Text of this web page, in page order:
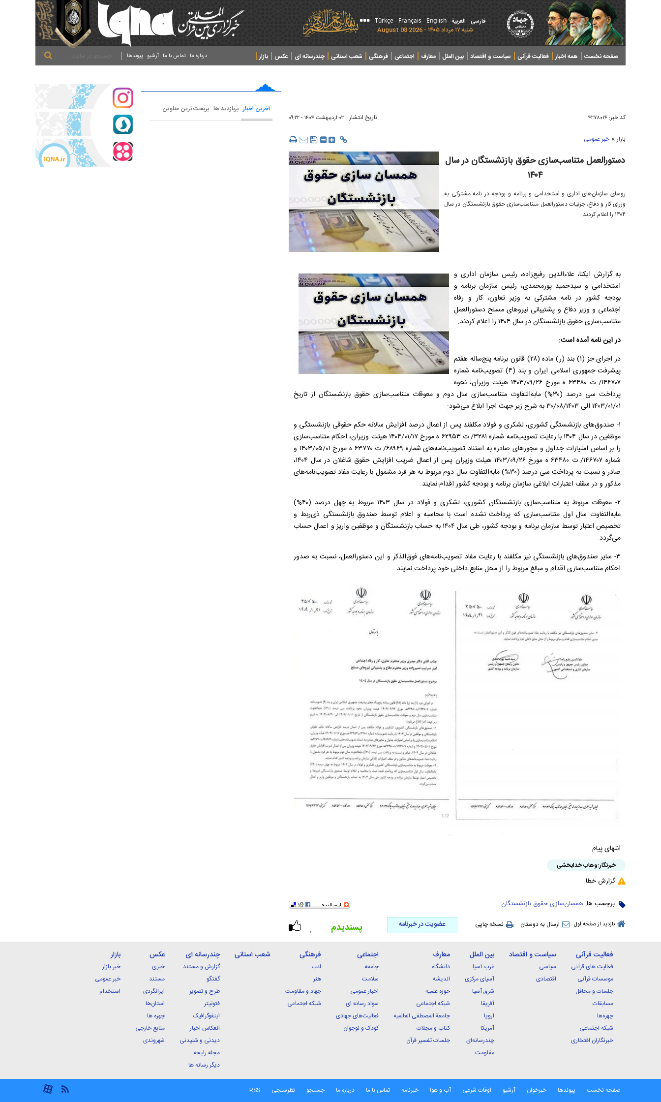
فارسی العربیة English
Français
Türkçe
شنبه ۱۷ مرداد ۱۴۰۵ - 2026 August 08
صفحه نخست همه اخبار فعالیت قرآنی سیاست و اقتصاد بین الملل معارف اجتماعی فرهنگی شعب استانی چندرسانه ای عکس
بازار
پیوندها آرشیو تماس با ما درباره ما
کد خبر: ۴۲۷۸۰۱۴ تاریخ انتشار : ۰۳ ارديبهشت ۱۴۰۴ - ۰۹:۲۲
بازار» خبر عمومی
دستورالعمل متناسب‌سازی حقوق بازنشستگان در سال
۱۴۰۴
روسای سازمان‌های اداری و استخدامی و برنامه و بودجه در نامه مشترکی به
وزرای کار و دفاع، جزئیات دستورالعمل متناسب‌سازی حقوق بازنشستگان در سال
۱۴۰۴ را اعلام کردند.
به گزارش ایکنا، علاءالدین رفیع‌زاده، رئیس سازمان اداری و
استخدامی و سیدحمید پورمحمدی، رئیس سازمان برنامه و
بودجه کشور در نامه مشترکی به وزیر تعاون، کار و رفاه
اجتماعی و وزیر دفاع و پشتیبانی نیرو‌های مسلح دستورالعمل
متناسب‌سازی حقوق بازنشستگان در سال ۱۴۰۴ را اعلام کردند.
در این نامه آمده است:
در اجرای جز (۱) بند (ر) ماده (۲۸) قانون برنامه پنج‌ساله هفتم
پیشرفت جمهوری اسلامی ایران و بند (۴) تصویب‌نامه شماره
۱۴۶۷۰۷/ ت ۶۳۴۸۰ ه مورخ ۲۶/‏۰۹/‏۱۴۰۳‬ هیئت وزیران، نحوه
پرداخت سی درصد (۳۰%) مابه‌التفاوت متناسب‌سازی سال دوم و معوقات متناسب‌سازی حقوق بازنشستگان از تاریخ
۰۱/‏۰۱/‏۱۴۰۳‬ الی ۳۰/۰۸/۱۴۰۳ به شرح زیر جهت اجرا ابلاغ می‌شود:
۱- صندوق‌های بازنشستگی کشوری، لشکری و فولاد مکلفند پس از اعمال درصد افزایش سالانه حکم حقوقی بازنشستگی و
موظفین در سال ۱۴۰۴ با رعایت تصویب‌نامه شماره ۳۲۸۱/ ت ۶۲۹۵۳ ه مورخ ۱۷/‏۰۱/‏۱۴۰۴‬ هیئت وزیران، احکام متناسب‌سازی
را بر اساس امتیازات جداول و مجوز‌های صادره به استناد تصویب‌نامه‌های شماره ۶۸۹۶۹/ ت ۶۳۷۷۰ ه مورخ ۰۱/‏۰۵/‏۱۴۰۳‬ و
شماره ۱۴۶۷۰۷/ ت ۶۳۴۸۰ ه مورخ ۲۶/‏۰۹/‏۱۴۰۳‬ هیئت وزیران پس از اعمال ضریب افزایش حقوق شاغلان در سال ۱۴۰۴،
صادر و نسبت به پرداخت سی درصد (۳۰%) مابه‌التفاوت سال دوم مربوط به هر فرد مشمول با رعایت مفاد تصویب‌نامه‌های
مذکور و در سقف اعتبارات ابلاغی سازمان برنامه و بودجه کشور اقدام نمایند.
۲- معوقات مربوط به متناسب‌سازی بازنشستگان کشوری، لشکری و فولاد در سال ۱۴۰۳ مربوط به چهل درصد (۴۰%)
مابه‌التفاوت سال اول متناسب‌سازی که پرداخت نشده است با محاسبه و اعلام توسط صندوق بازنشستگی ذی‌ربط و
تخصیص اعتبار توسط سازمان برنامه و بودجه کشور، طی سال ۱۴۰۴ به حساب بازنشستگان و موظفین واریز و اعمال حساب
می‌گردد.
۳- سایر صندوق‌های بازنشستگی نیز مکلفند با رعایت مفاد تصویب‌نامه‌های فوق‌الذکر و این دستورالعمل، نسبت به صدور
احکام متناسب‌سازی اقدام و مبالغ مربوط را از محل منابع داخلی خود پرداخت نمایند
انتهای پیام
خبرنگار:وهاب خدابخشی
گزارش خطا
برچسب ها: همسان‌سازی حقوق بازنشستگان
بازدید از صفحه اول ارسال به دوستان نسخه چاپی عضویت در خبرنامه
۰ پسندیدم
آخرین اخبار پربازدید ها پربحث ترین عناوین
فعالیت قرآنی
فعالیت های قرآنی
موسسات قرآنی
جلسات و محافل
مسابقات
چهره‌ها
شبکه اجتماعی
خبرنگاران افتخاری
سیاست و اقتصاد
سیاسی
اقتصادی
بین الملل
غرب آسیا
آسیای مرکزی
شرق آسیا
آفریقا
اروپا
آمریکا
چندرسانه‌ای
مقاومت
معارف
دانشگاه
اندیشه
حوزه علمیه
شبکه اجتماعی
جامعة المصطفی العالمیه
کتاب و مجلات
جلسات تفسیر قرآن
اجتماعی
جامعه
سلامت
اخبار عمومی
سواد رسانه ای
فعالیت‌های جهادی
کودک و نوجوان
فرهنگی
ادب
هنر
جهاد و مقاومت
شبکه اجتماعی
شعب استانی چندرسانه ای
گزارش و مستند
گفتگو
طرح و تصویر
فتوتیتر
اینفوگرافیک
انعکاس اخبار
دیدنی و شنیدنی
مجله رایحه
دیگر رسانه ها
عکس
خبری
مستند
ایرانگردی
استان‌ها
چهره ها
منابع خارجی
شهروندی
بازار
خبر بازار
خبر عمومی
استخدام
صفحه نخست پیوندها خبرخوان آرشیو اوقات شرعی آب و هوا خبرنامه تماس با ما درباره ما جستجو نظرسنجی RSS